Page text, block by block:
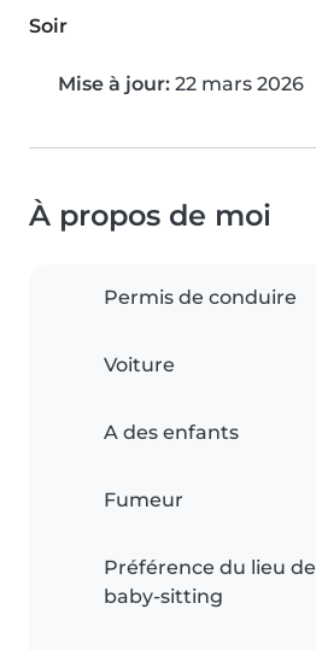
Soir
Mise à jour: 22 mars 2026
À propos de moi
Permis de conduire
Voiture
A des enfants
Fumeur
Préférence du lieu de
baby-sitting